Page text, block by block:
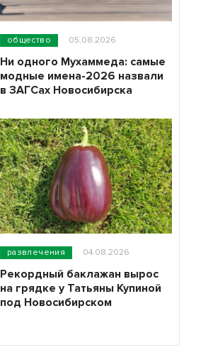
общество 05.08.2026
Ни одного Мухаммеда: самые
модные имена-2026 назвали
в ЗАГСах Новосибирска
развлечения 04.08.2026
Рекордный баклажан вырос
на грядке у Татьяны Купиной
под Новосибирском